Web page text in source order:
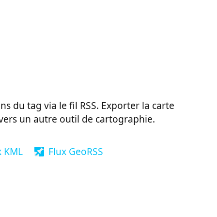
du tag via le fil RSS. Exporter la carte
un autre outil de cartographie.
KML Flux GeoRSS